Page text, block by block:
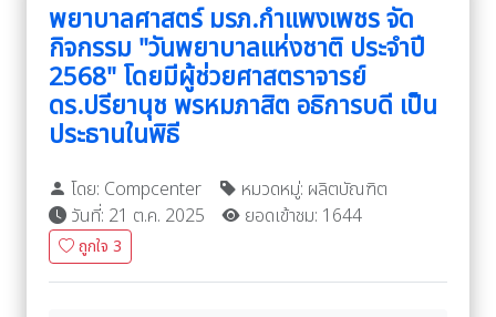
พยาบาลศาสตร์ มรภ.กำแพงเพชร จัด
กิจกรรม "วันพยาบาลแห่งชาติ ประจำปี
2568" โดยมีผู้ช่วยศาสตราจารย์
ดร.ปรียานุช พรหมภาสิต อธิการบดี เป็น
ประธานในพิธี
โดย: Compcenter
หมวดหมู่: ผลิตบัณฑิต
วันที่: 21 ต.ค. 2025
ยอดเข้าชม: 1644
ถูกใจ 3